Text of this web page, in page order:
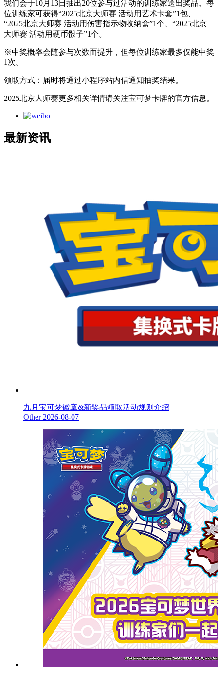
我们会于10月13日抽出20位参与过活动的训练家送出奖品。每
位训练家可获得“2025北京大师赛 活动用艺术卡套”1包、
“2025北京大师赛 活动用伤害指示物收纳盒”1个、“2025北京
大师赛 活动用硬币骰子”1个。
※中奖概率会随参与次数而提升，但每位训练家最多仅能中奖
1次。
领取方式：届时将通过小程序站内信通知抽奖结果。
2025北京大师赛更多相关详情请关注宝可梦卡牌的官方信息。
最新资讯
九月宝可梦徽章&新奖品领取活动规则介绍
Other 2026-08-07